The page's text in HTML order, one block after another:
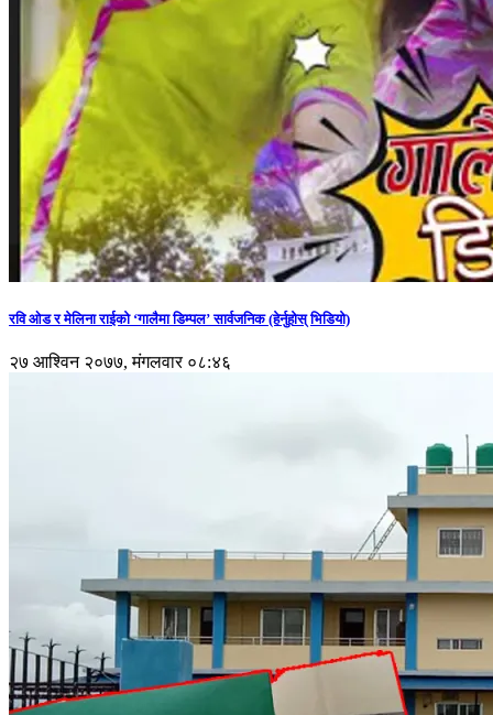
रवि ओड र मेलिना राईको ‘गालैमा डिम्पल’ सार्वजनिक (हेर्नुहोस् भिडियो)
२७ आश्विन २०७७, मंगलवार ०८:४६